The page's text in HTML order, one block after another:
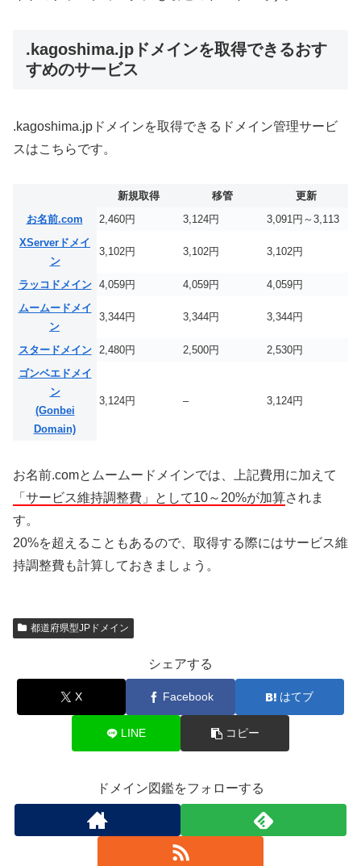
.kagoshima.jpドメインを取得できるおす
すめのサービス
.kagoshima.jpドメインを取得できるドメイン管理サービ
スはこちらです。
新規取得 移管
更新
お名前.com
2,460円 3,124円
3,091円～3,113
XServerドメイ
ン
3,102円 3,102円 3,102円
ラッコドメイン 4,059円 4,059円
4,059円
ムームードメイ
ン
3,344円 3,344円 3,344円
スタードメイン 2,480円 2,500円
2,530円
ゴンベエドメイ
ン
(Gonbei
Domain)
3,124円 – 3,124円
お名前.comとムームードメインでは、上記費用に加えて
「サービス維持調整費」として10～20%が加算されま
す。
20%を超えることもあるので、取得する際にはサービス維
持調整費も計算しておきましょう。
都道府県型JPドメイン
シェアする
X Facebook はてブ
LINE コピー
ドメイン図鑑をフォローする